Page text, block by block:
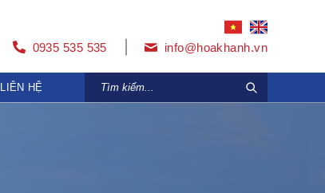
0935 535 535 info@hoakhanh.vn
LIÊN HỆ